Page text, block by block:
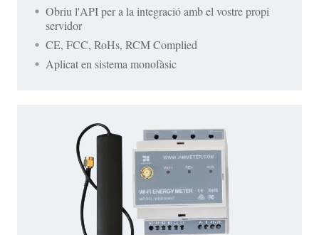
Obriu l'API per a la integració amb el vostre propi
servidor
CE, FCC, RoHs, RCM Complied
Aplicat en sistema monofàsic